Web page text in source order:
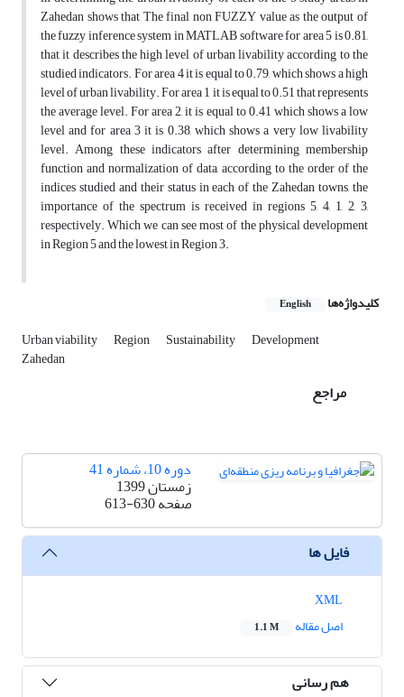
Zahedan shows that The final non FUZZY value as the output of
the fuzzy inference system in MATLAB software for area 5 is 0.81,
that it describes the high level of urban livability according to the
studied indicators. For area 4 it is equal to 0.79, which shows a high
level of urban livability. For area 1 it is equal to 0.51 that represents
the average level. For area 2, it is equal to 0.41 which shows a low
level and for area 3 it is 0.38, which shows a very low livability
level. Among these indicators after determining membership
function and normalization of data, according to the order of the
indices studied and their status in each of the Zahedan towns, the
importance of the spectrum is received in regions 5, 4, 1, 2, 3,
respectively. Which we can see most of the physical development
in Region 5 and the lowest in Region 3.
کلیدواژه‌ها English
Urban viability Region Sustainability Development
Zahedan
مراجع
دوره 10، شماره 41
زمستان 1399
صفحه613-630
فایل ها
اصل مقاله
1.1 M
هم رسانی